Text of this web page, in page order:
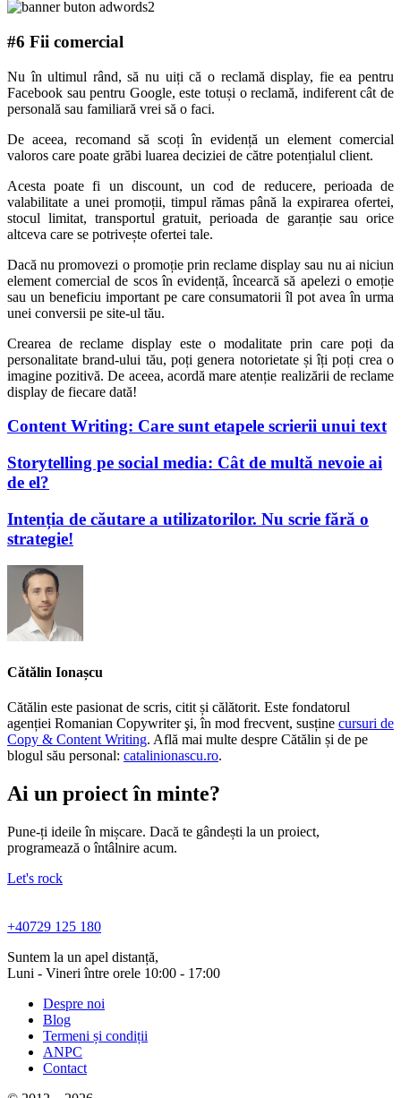
#6 Fii comercial
Nu în ultimul rând, să nu uiți că o reclamă display, fie ea pentru
Facebook sau pentru Google, este totuși o reclamă, indiferent cât de
personală sau familiară vrei să o faci.
De aceea, recomand să scoți în evidență un element comercial
valoros care poate grăbi luarea deciziei de către potențialul client.
Acesta poate fi un discount, un cod de reducere, perioada de
valabilitate a unei promoții, timpul rămas până la expirarea ofertei,
stocul limitat, transportul gratuit, perioada de garanție sau orice
altceva care se potrivește ofertei tale.
Dacă nu promovezi o promoție prin reclame display sau nu ai niciun
element comercial de scos în evidență, încearcă să apelezi o emoție
sau un beneficiu important pe care consumatorii îl pot avea în urma
unei conversii pe site-ul tău.
Crearea de reclame display este o modalitate prin care poți da
personalitate brand-ului tău, poți genera notorietate și îți poți crea o
imagine pozitivă. De aceea, acordă mare atenție realizării de reclame
display de fiecare dată!
Content Writing: Care sunt etapele scrierii unui text
Storytelling pe social media: Cât de multă nevoie ai
de el?
Intenția de căutare a utilizatorilor. Nu scrie fără o
strategie!
Cătălin Ionașcu
Cătălin este pasionat de scris, citit și călătorit. Este fondatorul
agenției Romanian Copywriter şi, în mod frecvent, susține cursuri de
Copy & Content Writing. Află mai multe despre Cătălin și de pe
blogul său personal: catalinionascu.ro.
Ai un proiect în minte?
Pune-ți ideile în mișcare. Dacă te gândești la un proiect,
programează o întâlnire acum.
Let's rock
+40729 125 180
Suntem la un apel distanță,
Luni - Vineri între orele 10:00 - 17:00
Despre noi
Blog
Termeni și condiții
ANPC
Contact